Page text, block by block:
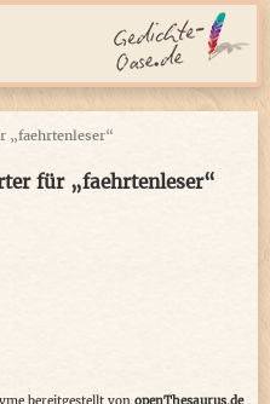
„faehrtenleser“
für „faehrtenleser“